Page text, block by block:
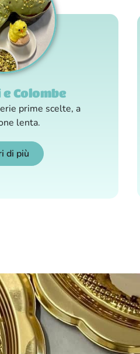
Colombe
prime scelte, a
lenta.
di più